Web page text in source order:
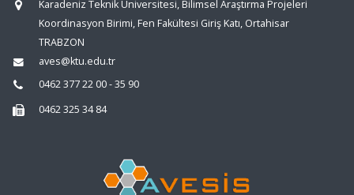
Karadeniz Teknik Üniversitesi, Bilimsel Araştırma Projeleri
Koordinasyon Birimi, Fen Fakültesi Giriş Katı, Ortahisar
TRABZON
aves@ktu.edu.tr
0462 377 22 00 - 35 90
0462 325 34 84